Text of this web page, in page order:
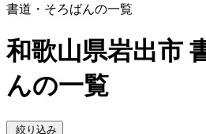
書道・そろばんの一覧
和歌山県岩出市
んの一覧
絞り込み